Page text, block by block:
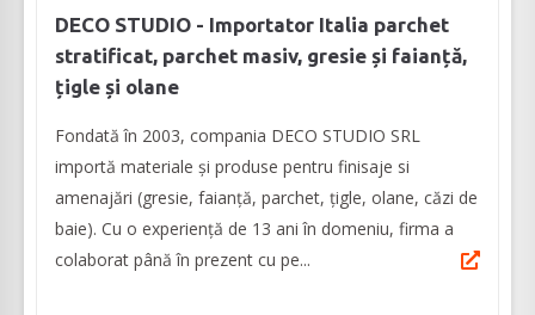
DECO STUDIO - Importator Italia parchet
stratificat, parchet masiv, gresie și faianță,
țigle și olane
Fondată în 2003, compania DECO STUDIO SRL
importă materiale și produse pentru finisaje si
amenajări (gresie, faianță, parchet, țigle, olane, căzi de
baie). Cu o experiență de 13 ani în domeniu, firma a
colaborat până în prezent cu pe...